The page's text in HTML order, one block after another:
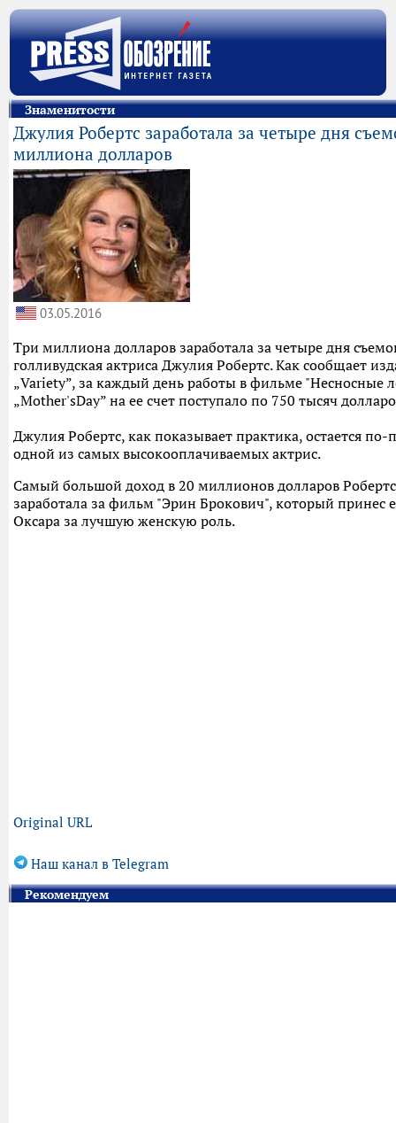
Знаменитости
Джулия Робертс заработала за четыре дня
миллиона долларов
03.05.2016
Три миллиона долларов заработала за четыре дня
голливудская актриса Джулия Робертс. Как сообщает
„Variety”, за каждый день работы в фильме "Несносные
„Mother'sDay” на ее счет поступало по 750 тысяч
Джулия Робертс, как показывает практика, остается
одной из самых высокооплачиваемых актрис.
Самый большой доход в 20 миллионов долларов Робертс
заработала за фильм "Эрин Брокович", который принес
Оксара за лучшую женскую роль.
Original URL
Наш канал в Telegram
Рекомендуем